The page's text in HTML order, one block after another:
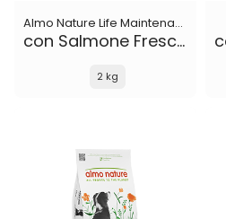
Almo Nature Life Maintenance
con Salmone Fresco XS-S
2 kg